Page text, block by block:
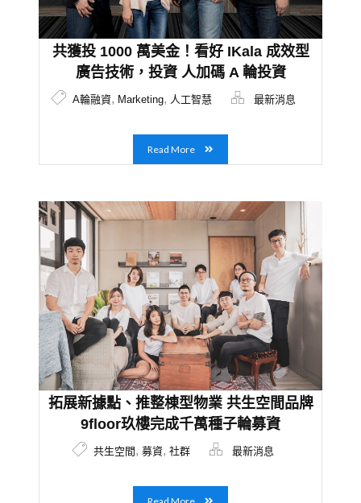
共獲投 1000 萬美金！看好 IKala 成效型
廣告技術，投資 人加碼 A 輪投資
A輪融資, Marketing, 人工智慧 最新消息
Read More
拓展新據點、推整棟型物業 共生空間品牌
9floor玖樓完成千萬種子輪募資
共生空間, 募資, 社群 最新消息